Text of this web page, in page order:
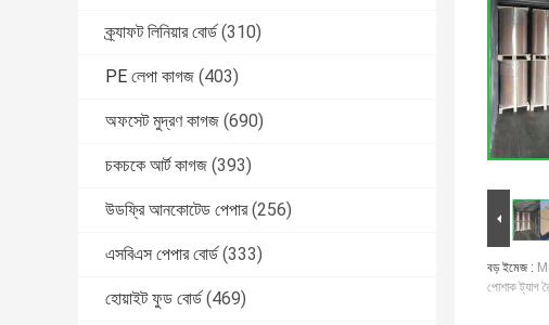
ক্র্যাফট লিনিয়ার বোর্ড (310)
PE লেপা কাগজ (403)
অফসেট মুদ্রণ কাগজ (690)
চকচকে আর্ট কাগজ (393)
উডফ্রি আনকোটেড পেপার (256)
এসবিএস পেপার বোর্ড (333)
হোয়াইট ফুড বোর্ড (469)
বড় ইমেজ :
পোশাক ট্যাগ